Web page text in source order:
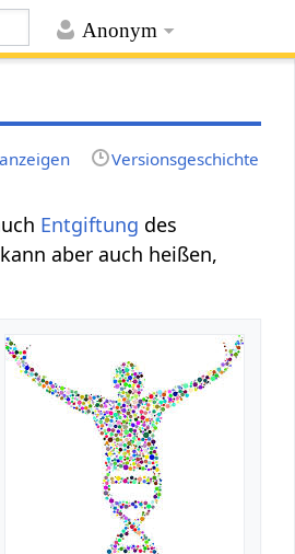
Anonym
Versionsgeschichte
Entgiftung des
aber auch heißen,